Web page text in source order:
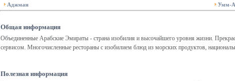
Аджман
Умм-
Общая информация
Объединенные Арабские Эмираты - страна изобилия и высочайшего уровня жизни.
сервисом. Многочисленные рестораны с изобилием блюд из морских продуктов,
Полезная информация